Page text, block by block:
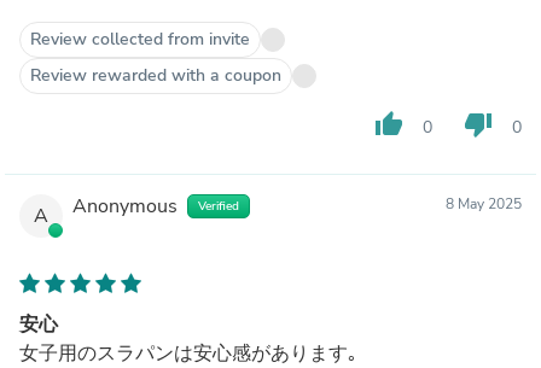
Review collected from invite
Review rewarded with a coupon
thumb_up 0 thumb_down 0
A Anonymous Verified 8 May 2025
安心
女子用のスラパンは安心感があります｡